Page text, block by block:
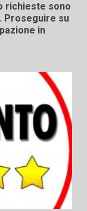
richieste sono
Proseguire su
in